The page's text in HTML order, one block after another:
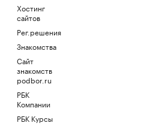
Хостинг
сайтов
Рег.решения
Знакомства
Сайт
знакомств
podbor.ru
РБК
Компании
РБК Курсы